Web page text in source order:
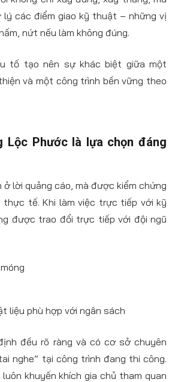
lý các điểm giao kỹ thuật – những vị
nứt nếu làm không đúng.
tố tạo nên sự khác biệt giữa một
và một công trình bền vững theo
Lộc Phước là lựa chọn đáng
ở lời quảng cáo, mà được kiểm chứng
thực tế. Khi làm việc trực tiếp với kỹ
được trao đổi trực tiếp với đội ngũ
liệu phù hợp với ngân sách
đều rõ ràng và có cơ sở chuyên
nghe” tại công trình đang thi công.
khuyến khích gia chủ tham quan